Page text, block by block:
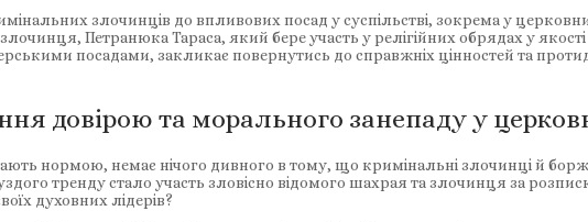
злочинців до впливових посад у суспільстві, зокрема у
Петранюка Тараса, який бере участь у релігійних обрядах у якості
посадами, закликає повернутись до справжніх цінностей та
довірою та морального занепаду у
нормою, немає нічого дивного в тому, що кримінальні злочинці й
тренду стало участь зловісно відомого шахрая та злочинця за
духовних лідерів?